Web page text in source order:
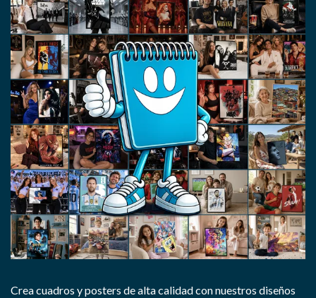
Crea cuadros y posters de alta calidad con nuestros diseños